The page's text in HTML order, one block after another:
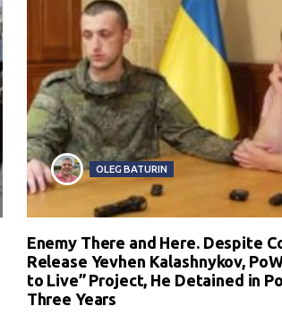
OLEG BATURIN
Enemy There and Here. Despite
Release Yevhen Kalashnykov,
to Live” Project, He Detained in
Three Years